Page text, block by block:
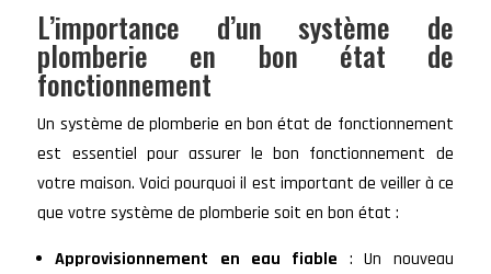
L’importance d’un système de
plomberie en bon état de
fonctionnement
Un système de plomberie en bon état de fonctionnement
est essentiel pour assurer le bon fonctionnement de
votre maison. Voici pourquoi il est important de veiller à ce
que votre système de plomberie soit en bon état :
Approvisionnement en eau fiable : Un nouveau